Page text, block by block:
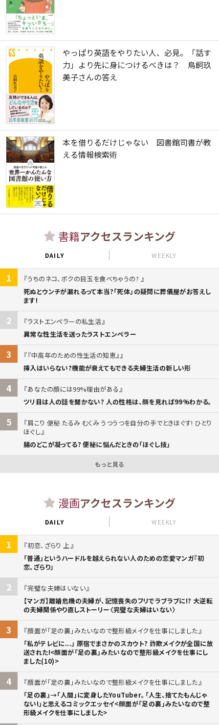
やっぱり英語をやりたい人、必見。「話す
力」より先に身につけるべきは？ 鳥飼玖
美子さんの答え
本を借りるだけじゃない 図書館司書が教
える情報検索術
書籍アクセスランキング
DAILY WEEKLY
1
うちのネコ、ボクの目玉を食べちゃうの?
死ぬとウンチが漏れるって本当?「死体」の疑問に葬儀屋がお答えし
ます!
2
ラストエンペラーの私生活
異常な性生活を送ったラストエンペラー
3
『中高年のための性生活の知恵』
挿入はいらない?機能が衰えてもできる夫婦生活の新しい形
4
あなたの顔には99%理由がある
ツリ目は人の話を聞かない? 人の性格は、顔を見れば99%わかる。
5
肩こり 便秘 たるみ むくみ うつうつを自分の手でときほぐす! ひとり
ほぐし
腸のどこが凝ってる? 便秘に悩んだときの「ほぐし技」
もっと見る
漫画アクセスランキング
DAILY WEEKLY
1
初恋、ざらり 上
「普通」というハードルを越えられない人のための恋愛マンガ『初
恋、ざらり』
2
完璧な夫婦はいない
【マンガ】離婚危機の夫婦が、記憶喪失のフリでラブラブに!? 大逆転
の夫婦関係やり直しストーリー〈完璧な夫婦はいない〉
3
顔面が「足の裏」みたいなので整形級メイクを仕事にしました
「私がテレビに...」 原宿でまさかのスカウト? 詐欺メイクが全国に放
送された!<顔面が「足の裏」みたいなので整形級メイクを仕事にし
ました(10)>
4
顔面が「足の裏」みたいなので整形級メイクを仕事にしました
「足の裏」→「人間」に変身したYouTuber。「人生、捨てたもんじゃ
ない!」と思えるコミックエッセイ<顔面が「足の裏」みたいなので整
形級メイクを仕事にしました>